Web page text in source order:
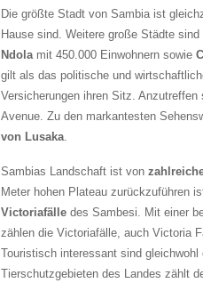
Die größte Stadt von Sambia ist
Hause sind. Weitere große Städte
Ndolamit 450.000 Einwohnern sowie
gilt als das politische und
Versicherungen ihren Sitz.
Avenue. Zu den markantesten
von Lusaka.
Sambias Landschaft ist von
Meter hohen Plateau zurückzuführen
Victoriafälle des Sambesi. Mit einer
zählen die Victoriafälle, auch Victoria
Touristisch interessant sind gleichwohl
Tierschutzgebieten des Landes zählt